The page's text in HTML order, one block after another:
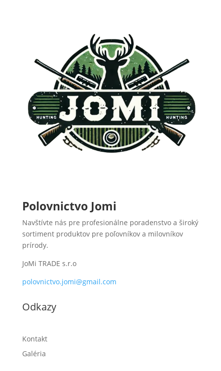
Polovnictvo Jomi
Navštívte nás pre profesionálne poradenstvo a široký
sortiment produktov pre poľovníkov a milovníkov
prírody.
JoMi TRADE s.r.o
polovnictvo.jomi@gmail.com
Odkazy
Kontakt
Galéria